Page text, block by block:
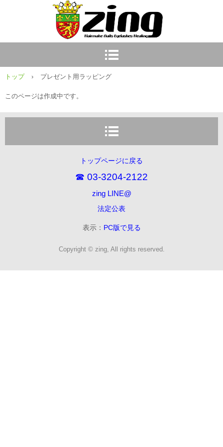
トップ › プレゼント用ラッピング
このページは作成中です。
トップページに戻る
☎ 03-3204-2122
zing LINE@
法定公表
表示： PC版で見る
Copyright © zing, All rights reserved.